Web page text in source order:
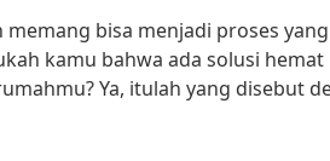
memang bisa menjadi proses
kamu bahwa ada solusi
Ya, itulah yang disebut